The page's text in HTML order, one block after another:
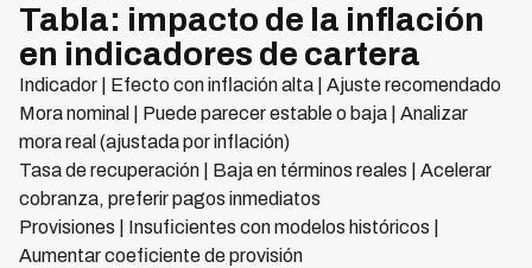
Tabla: impacto de la inflación
en indicadores de cartera
Indicador | Efecto con inflación alta | Ajuste recomendado
Mora nominal | Puede parecer estable o baja | Analizar
mora real (ajustada por inflación)
Tasa de recuperación | Baja en términos reales | Acelerar
cobranza, preferir pagos inmediatos
Provisiones | Insuficientes con modelos históricos |
Aumentar coeficiente de provisión